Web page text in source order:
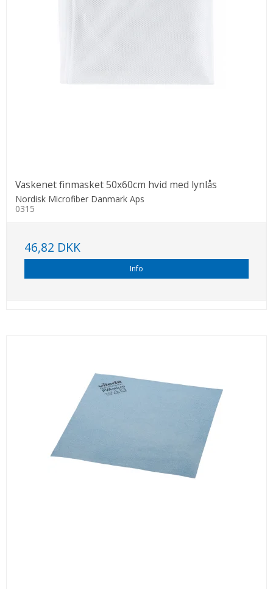
Vaskenet finmasket 50x60cm hvid med lynlås
Nordisk Microfiber Danmark Aps
0315
46,82 DKK
Info